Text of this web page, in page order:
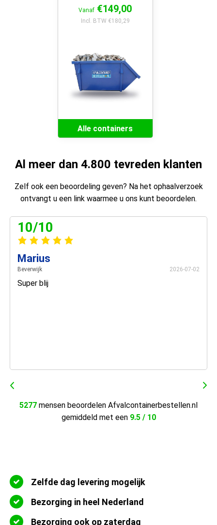
Vanaf €149,00
Incl. BTW €180,29
Alle containers
Al meer dan 4.800 tevreden klanten
Zelf ook een beoordeling geven? Na het ophaalverzoek
ontvangt u een link waarmee u ons kunt beoordelen.
10/10
Marius
Beverwijk 2026-07-02
Super blij
5277 mensen beoordelen Afvalcontainerbestellen.nl
gemiddeld met een 9.5 / 10
Zelfde dag levering mogelijk
Bezorging in heel Nederland
Bezorging ook op zaterdag